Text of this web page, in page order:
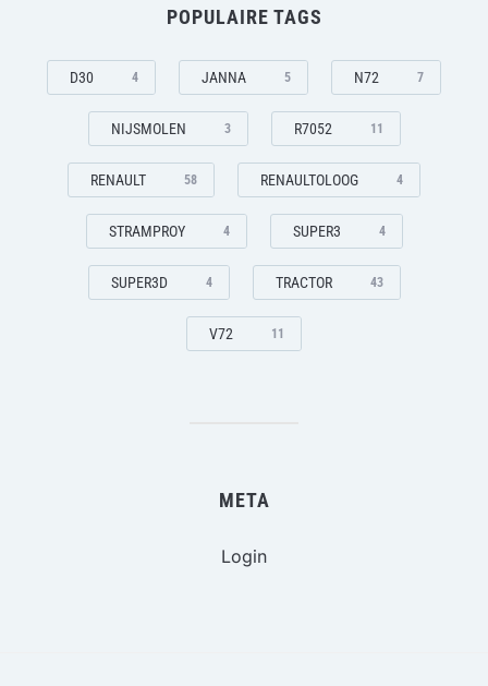
POPULAIRE TAGS
D30 4 JANNA 5 N72 7
NIJSMOLEN 3 R7052 11
RENAULT 58 RENAULTOLOOG 4
STRAMPROY 4 SUPER3 4
SUPER3D 4 TRACTOR 43
V72 11
META
Login